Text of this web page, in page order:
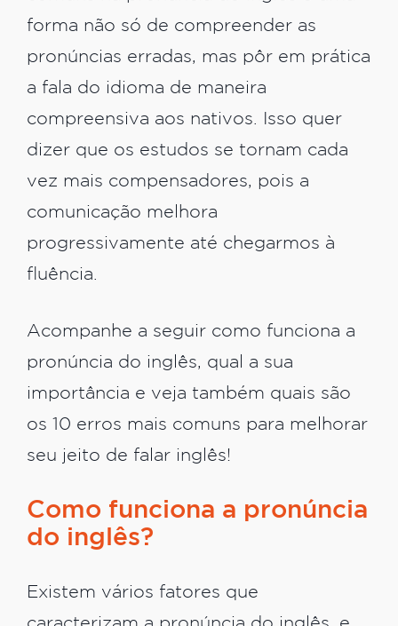
forma não só de compreender as
pronúncias erradas, mas pôr em prática
a fala do idioma de maneira
compreensiva aos nativos. Isso quer
dizer que os estudos se tornam cada
vez mais compensadores, pois a
comunicação melhora
progressivamente até chegarmos à
fluência.
Acompanhe a seguir como funciona a
pronúncia do inglês, qual a sua
importância e veja também quais são
os 10 erros mais comuns para melhorar
seu jeito de falar inglês!
Como funciona a pronúncia
do inglês?
Existem vários fatores que